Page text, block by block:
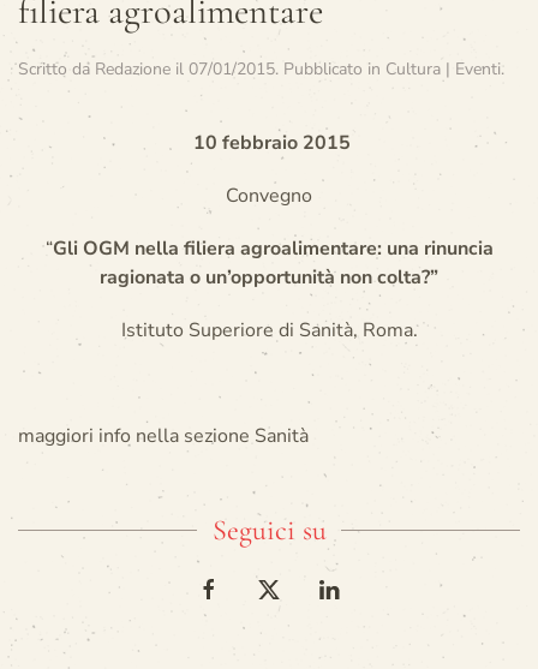
filiera agroalimentare
Scritto da Redazione il 07/01/2015. Pubblicato in Cultura | Eventi.
10 febbraio 2015
Convegno
“Gli OGM nella filiera agroalimentare: una rinuncia
ragionata o un’opportunità non colta?”
Istituto Superiore di Sanità, Roma.
maggiori info nella sezione Sanità
Seguici su